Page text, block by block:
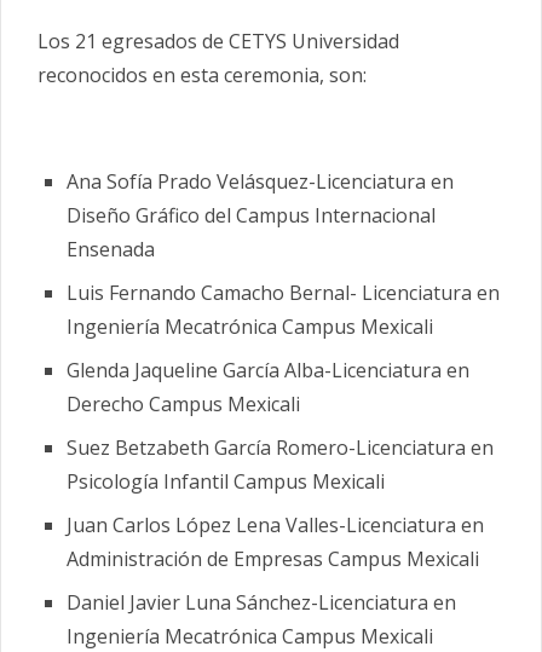
Los 21 egresados de CETYS Universidad
reconocidos en esta ceremonia, son:
Ana Sofía Prado Velásquez-Licenciatura en
Diseño Gráfico del Campus Internacional
Ensenada
Luis Fernando Camacho Bernal- Licenciatura en
Ingeniería Mecatrónica Campus Mexicali
Glenda Jaqueline García Alba-Licenciatura en
Derecho Campus Mexicali
Suez Betzabeth García Romero-Licenciatura en
Psicología Infantil Campus Mexicali
Juan Carlos López Lena Valles-Licenciatura en
Administración de Empresas Campus Mexicali
Daniel Javier Luna Sánchez-Licenciatura en
Ingeniería Mecatrónica Campus Mexicali